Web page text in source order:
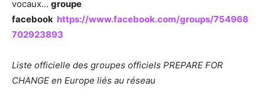
vocaux… groupe
facebook https://www.facebook.com/groups/754968
702923893
Liste officielle des groupes officiels PREPARE FOR
CHANGE en Europe liés au réseau